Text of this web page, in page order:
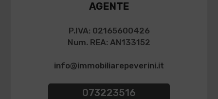
AGENTE
P.IVA: 02165600426
Num. REA: AN133152
info@immobiliarepeverini.it
073223516